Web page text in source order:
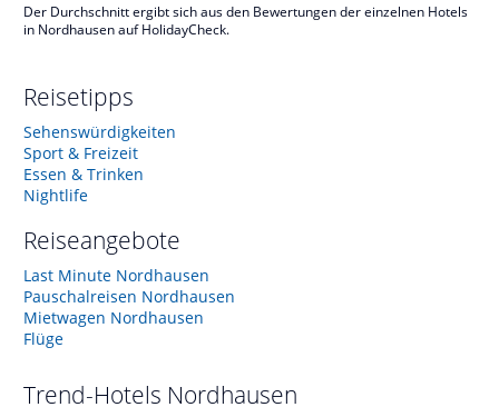
Der Durchschnitt ergibt sich aus den Bewertungen der einzelnen Hotels
in Nordhausen auf HolidayCheck.
Reisetipps
Sehenswürdigkeiten
Sport & Freizeit
Essen & Trinken
Nightlife
Reiseangebote
Last Minute Nordhausen
Pauschalreisen Nordhausen
Mietwagen Nordhausen
Flüge
Trend-Hotels Nordhausen